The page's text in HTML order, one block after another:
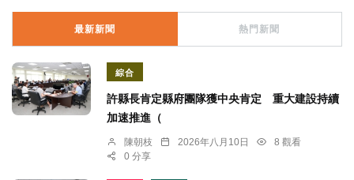
最新新聞 熱門新聞
綜合
許縣長肯定縣府團隊獲中央肯定 重大建設持續
加速推進（
陳朝枝 2026年八月10日
8 觀看
0 分享